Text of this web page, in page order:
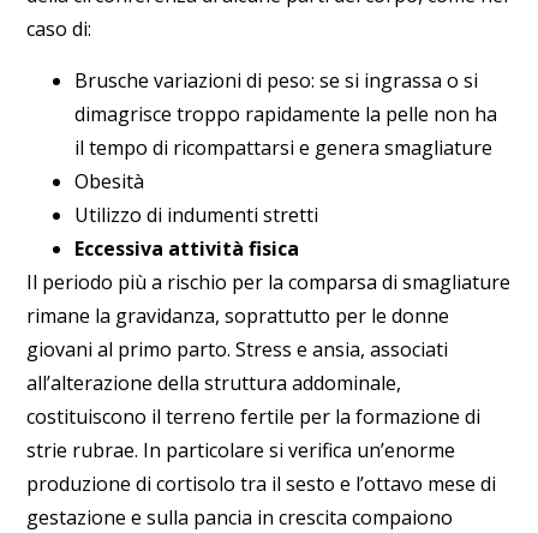
caso di:
Brusche variazioni di peso: se si ingrassa o si
dimagrisce troppo rapidamente la pelle non ha
il tempo di ricompattarsi e genera smagliature
Obesità
Utilizzo di indumenti stretti
Eccessiva attività fisica
Il periodo più a rischio per la comparsa di smagliature
rimane la gravidanza, soprattutto per le donne
giovani al primo parto. Stress e ansia, associati
all’alterazione della struttura addominale,
costituiscono il terreno fertile per la formazione di
strie rubrae. In particolare si verifica un’enorme
produzione di cortisolotra il sesto e l’ottavo mese di
gestazione e sulla pancia in crescita compaiono